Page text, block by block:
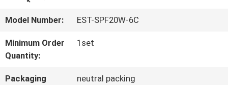
আমাদের
Model Number: EST-SPF20W-6C
Minimum Order
Quantity:
1set
Packaging
neutral packing